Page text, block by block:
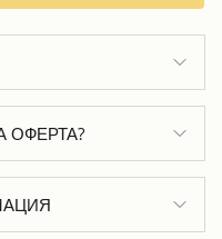
ОФЕРТА?